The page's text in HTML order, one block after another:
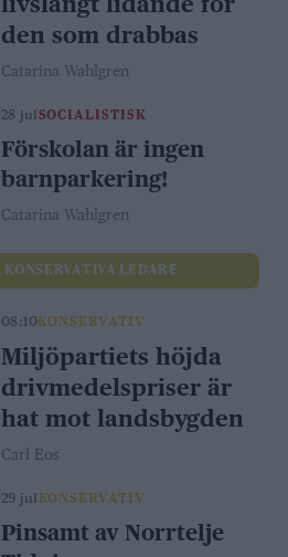
den som drabbas
Catarina Wahlgren
28 jul SOCIALISTISK
Förskolan är ingen
barnparkering!
Catarina Wahlgren
KONSERVATIVA LEDARE
08:10 KONSERVATIV
Miljöpartiets höjda
drivmedelspriser är
hat mot landsbygden
Carl Eos
29 jul KONSERVATIV
Pinsamt av Norrtelje